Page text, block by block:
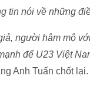
tin nói về những
người hâm mộ
để U23 Việt
Anh Tuấn chốt lại.